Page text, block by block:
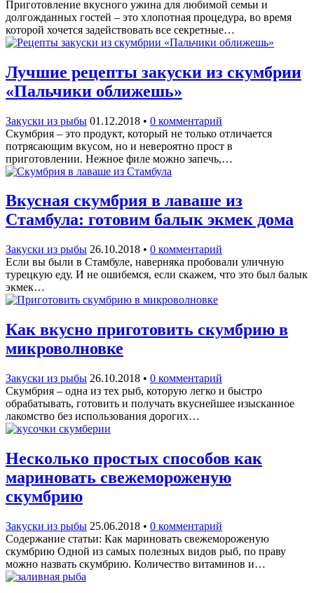
Приготовление вкусного ужина для любимой семьи и
долгожданных гостей – это хлопотная процедура, во время
которой хочется задействовать все секретные…
Лучшие рецепты закуски из скумбрии
«Пальчики оближешь»
Закуски из рыбы 01.12.2018 • 0 комментарий
Скумбрия – это продукт, который не только отличается
потрясающим вкусом, но и невероятно прост в
приготовлении. Нежное филе можно запечь,…
Вкусная скумбрия в лаваше из
Стамбула: готовим балык экмек дома
Закуски из рыбы 26.10.2018 • 0 комментарий
Если вы были в Стамбуле, наверняка пробовали уличную
турецкую еду. И не ошибемся, если скажем, что это был балык
экмек…
Как вкусно приготовить скумбрию в
микроволновке
Закуски из рыбы 26.10.2018 • 0 комментарий
Скумбрия – одна из тех рыб, которую легко и быстро
обрабатывать, готовить и получать вкуснейшее изысканное
лакомство без использования дорогих…
Несколько простых способов как
мариновать свежемороженую
скумбрию
Закуски из рыбы 25.06.2018 • 0 комментарий
Содержание статьи: Как мариновать свежемороженую
скумбрию Одной из самых полезных видов рыб, по праву
можно назвать скумбрию. Количество витаминов и…